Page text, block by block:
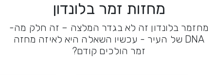
מחזות זמר בלונדון
מחזמר בלונדון זה לא בגדר המלצה – זה חלק מה-
DNA של העיר - עכשיו השאלה היא לאיזה מחזה
זמר הולכים קודם?